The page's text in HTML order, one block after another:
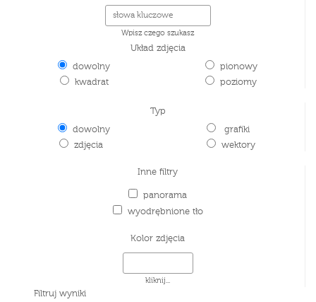
Wpisz czego szukasz
Układ zdjęcia
dowolny
kwadrat
pionowy
poziomy
Typ
dowolny
zdjęcia
grafiki
wektory
Inne filtry
panorama
wyodrębnione tło
Kolor zdjęcia
kliknij...
Filtruj wyniki